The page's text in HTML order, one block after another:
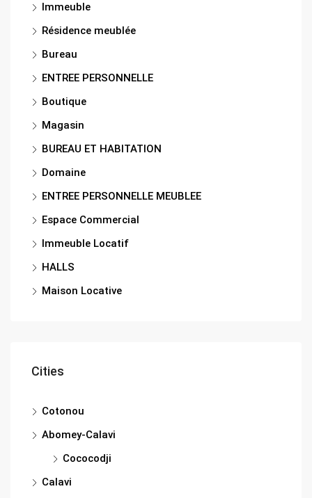
Immeuble
Résidence meublée
Bureau
ENTREE PERSONNELLE
Boutique
Magasin
BUREAU ET HABITATION
Domaine
ENTREE PERSONNELLE MEUBLEE
Espace Commercial
Immeuble Locatif
HALLS
Maison Locative
Cities
Cotonou
Abomey-Calavi
Cococodji
Calavi